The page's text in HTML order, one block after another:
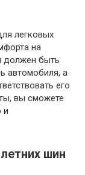
легковых
на
должен быть
автомобиля, а
его
вы сможете
и
шин